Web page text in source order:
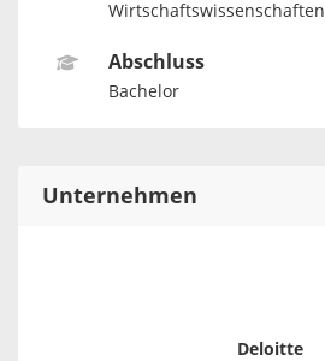
Wirtschaftswissenschaften
Abschluss
Bachelor
Unternehmen
Deloitte